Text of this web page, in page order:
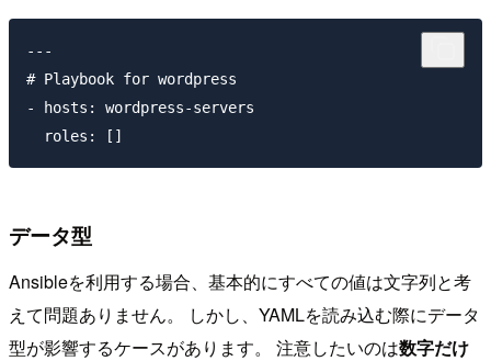
---
# Playbook for wordpress
- hosts: wordpress-servers
データ型
Ansibleを利用する場合、基本的にすべての値は文字列と考
えて問題ありません。 しかし、YAMLを読み込む際にデータ
型が影響するケースがあります。 注意したいのは数字だけ